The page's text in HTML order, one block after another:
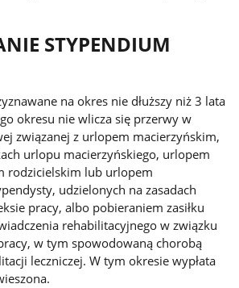
STYPENDIUM
na okres nie dłuższy niż 3 lata
okresu nie wlicza się przerwy w
związanej z urlopem macierzyńskim,
urlopu macierzyńskiego, urlopem
rodzicielskim lub urlopem
udzielonych na zasadach
pracy, albo pobieraniem zasiłku
rehabilitacyjnego w związku
w tym spowodowaną chorobą
leczniczej. W tym okresie wypłata